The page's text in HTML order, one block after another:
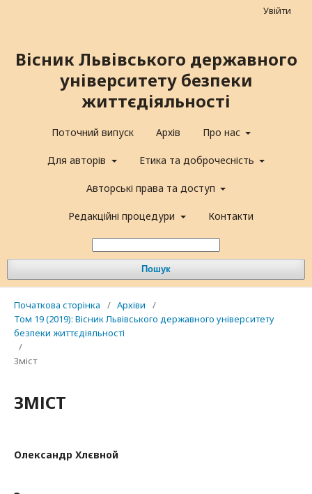
Вісник Львівського державного
університету безпеки
життєдіяльності
Поточний випуск Архів Про нас
Для авторів Етика та доброчесність
Авторські права та доступ
Редакційні процедури Контакти
Пошук
Увійти
Початкова сторінка / Архіви
/
Том 19 (2019): Вісник Львівського державного університету
безпеки життєдіяльності
/
Зміст
ЗМІСТ
Олександр Хлєвной